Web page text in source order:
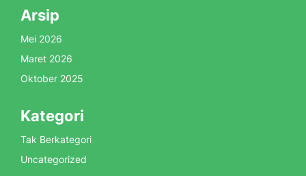
Arsip
Mei 2026
Maret 2026
Oktober 2025
Kategori
Tak Berkategori
Uncategorized